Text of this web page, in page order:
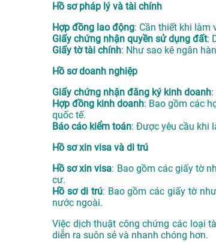
Hồ sơ pháp lý và tài chính
Hợp đồng lao động: Cần thiết khi làm
Giấy chứng nhận quyền sử dụng đất:
Giấy tờ tài chính: Như sao kê ngân
Hồ sơ doanh nghiệp
Giấy chứng nhận đăng ký kinh doanh
Hợp đồng kinh doanh: Bao gồm các
quốc tế.
Báo cáo kiểm toán: Được yêu cầu khi
Hồ sơ xin visa và di trú
Hồ sơ xin visa: Bao gồm các giấy tờ
cư.
Hồ sơ di trú: Bao gồm các giấy tờ
nước ngoài.
Việc dịch thuật công chứng các loại
diễn ra suôn sẻ và nhanh chóng hơn.